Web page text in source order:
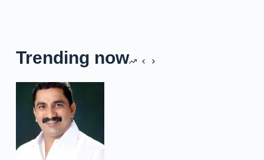
Trending now